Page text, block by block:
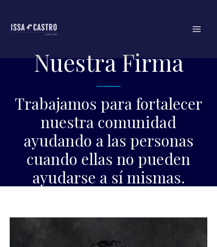
contenido
Nuestra Firma
Trabajamos para fortalecer
nuestra comunidad
ayudando a las personas
cuando ellas no pueden
ayudarse a sí mismas.